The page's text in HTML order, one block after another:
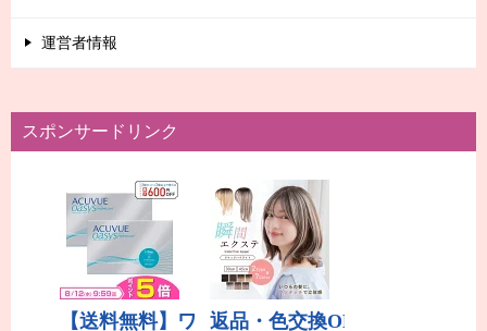
運営者情報
スポンサードリンク